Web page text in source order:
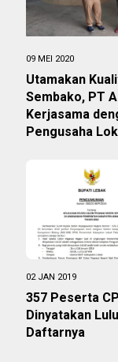
09 MEI 2020
Utamakan
Sembako, PT
Kerjasama
Pengusaha
02 JAN 2019
357 Peserta
Dinyatakan
Daftarnya